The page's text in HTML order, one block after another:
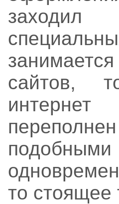
заходил
сайтов,
то стоящее